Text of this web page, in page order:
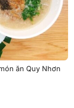
ăn Quy Nhơn